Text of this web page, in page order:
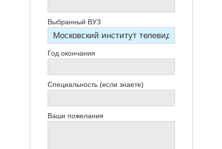
Выбранный ВУЗ
Год окончания
Специальность (если знаете)
Ваши пожелания